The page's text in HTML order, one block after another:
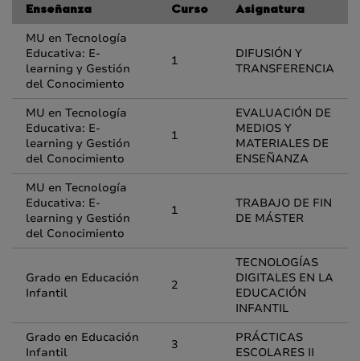
Enseñanza Curso Asignatura
MU en Tecnología
Educativa: E-
learning y Gestión
del Conocimiento
1
DIFUSIÓN Y
TRANSFERENCIA
MU en Tecnología
Educativa: E-
learning y Gestión
del Conocimiento
1
EVALUACIÓN DE
MEDIOS Y
MATERIALES DE
ENSEÑANZA
MU en Tecnología
Educativa: E-
learning y Gestión
del Conocimiento
1
TRABAJO DE FIN
DE MÁSTER
Grado en Educación
Infantil
2
TECNOLOGÍAS
DIGITALES EN LA
EDUCACIÓN
INFANTIL
Grado en Educación
Infantil
3
PRÁCTICAS
ESCOLARES II